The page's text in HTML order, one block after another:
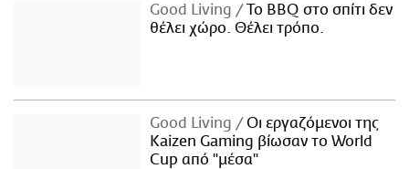
Good Living
Το BBQ στο σπίτι δεν
θέλει χώρο. Θέλει τρόπο.
Good Living
Οι εργαζόμενοι της
Kaizen Gaming βίωσαν το World
Cup από "μέσα"